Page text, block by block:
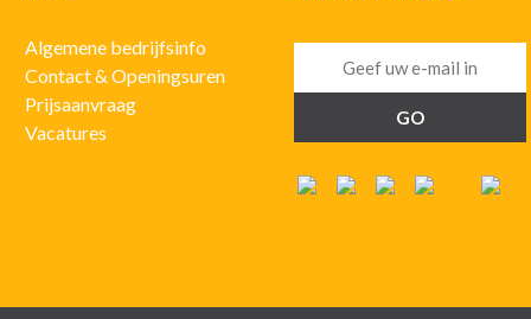
Algemene bedrijfsinfo
Contact & Openingsuren
Prijsaanvraag
Vacatures